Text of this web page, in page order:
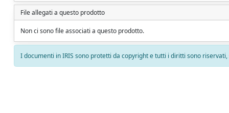
File allegati a questo prodotto
Non ci sono file associati a questo prodotto.
I documenti in IRIS sono protetti da copyright e tutti i diritti sono